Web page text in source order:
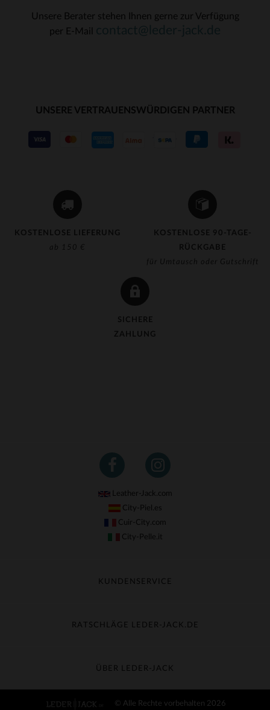
KOSTENLOSE LIEFERUNG
ab 150 €
KOSTENLOSE 90-TAGE-
RÜCKGABE
für Umtausch oder Gutschrift
SICHERE
ZAHLUNG
Unsere Berater stehen Ihnen gerne zur Verfügung
per E-Mail
UNSERE VERTRAUENSWÜRDIGEN PARTNER
Leather-Jack.com
City-Piel.es
Cuir-City.com
City-Pelle.it
KUNDENSERVICE
Umtausch & Widerruf
Kundenservice kontaktieren
RATSCHLÄGE LEDER-JACK.DE
Material-Guide
ÜBER LEDER-JACK
© Alle Rechte vorbehalten 2026